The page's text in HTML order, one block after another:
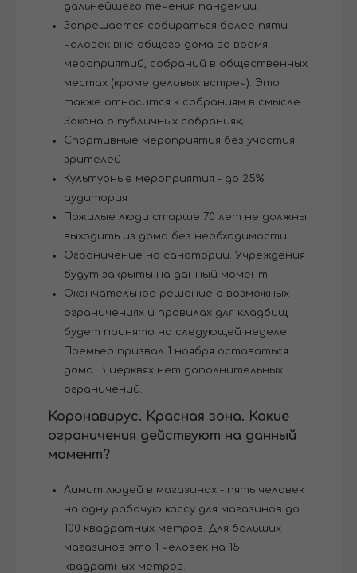
дальнейшего течения пандемии.
Запрещается собираться более пяти
человек вне общего дома во время
мероприятий, собраний в общественных
местах (кроме деловых встреч). Это
также относится к собраниям в смысле
Закона о публичных собраниях;
Спортивные мероприятия без участия
зрителей
Культурные мероприятия - до 25%
аудитория
Пожилые люди старше 70 лет не должны
выходить из дома без необходимости.
Ограничение на санатории. Учреждения
будут закрыты на данный момент
Окончательное решение о возможных
ограничениях и правилах для кладбищ
будет принято на следующей неделе.
Премьер призвал 1 ноября оставаться
дома. В церквях нет дополнительных
ограничений.
Коронавирус. Красная зона. Какие
ограничения действуют на данный
момент?
Лимит людей в магазинах - пять человек
на одну рабочую кассу для магазинов до
100 квадратных метров. Для больших
магазинов это 1 человек на 15
квадратных метров.